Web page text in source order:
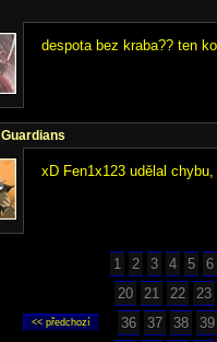
despota bez kraba?? ten
Guardians
xD Fen1x123 udělal
1 2 3 4 5
6
20
21 22
23
36
37 38
39